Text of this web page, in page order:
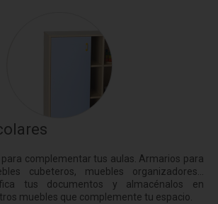
complementar tus aulas. Armarios para
cubeteros, muebles organizadores...
tus documentos y almacénalos en
muebles que complemente tu espacio.